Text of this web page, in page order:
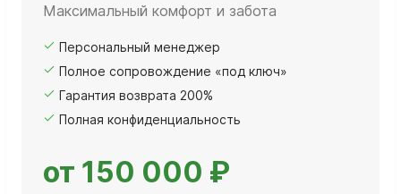
Максимальный комфорт и забота
Персональный менеджер
Полное сопровождение «под ключ»
Гарантия возврата 200%
Полная конфиденциальность
от 150 000 ₽